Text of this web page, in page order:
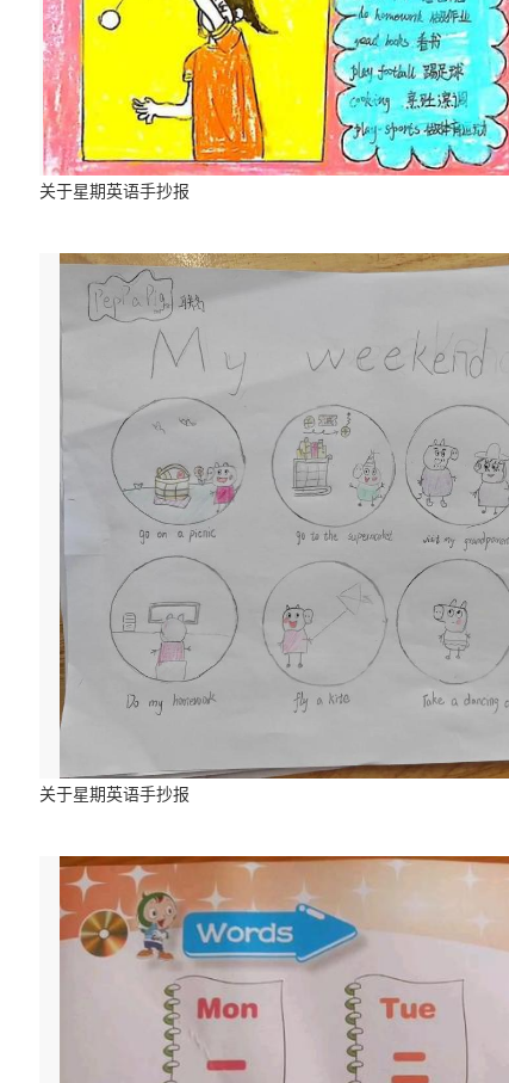
关于星期英语手抄报
关于星期英语手抄报